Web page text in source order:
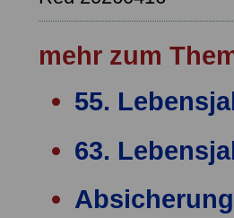
mehr zum
55.
63.